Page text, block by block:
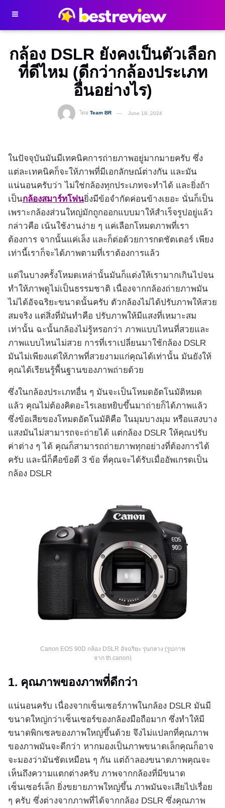
กล้อง DSLR ยังคงเป็นตัวเลือก
ที่ดีไหม (ดีกว่ากล้องประเภท
อื่นอย่างไร)
โดย Team BR June 18, 2024
ในปัจจุบันมันมีเทคนิคการถ่ายภาพอยู่มากมายครับ ซึ่ง
แต่ละเทคนิคก็จะให้ภาพที่มีเอกลักษณ์ต่างกัน และมัน
แน่นอนครับว่า ไม่ใช่กล้องทุกประเภทจะทำได้ และยิ่งถ้า
เป็นกล้องสมาร์ทโฟนยิ่งมีข้อจำกัดค่อนข้างเยอะ นั่นก็เป็น
เพราะกล้องส่วนใหญ่มักถูกออกแบบมาให้สำเร็จรูปอยู่แล้ว
กล่าวคือ เน้นใช้งานง่าย ๆ แค่เลือกโหมดภาพที่เรา
ต้องการ จากนั้นแค่เล็ง และก็ต่อด้วยการกดชัตเตอร์ เพียง
เท่านี้เราก็จะได้ภาพตามที่เราต้องการแล้ว
แต่ในบางครั้งโหมดเหล่านั้นมันก็แต่งให้เรามากเกินไปจน
ทำให้ภาพดูไม่เป็นธรรมชาติ เนื่องจากกล้องถ่ายภาพมัน
ไม่ได้อัจฉริยะขนาดนั้นครับ ตัวกล้องไม่ได้ปรับภาพให้สวย
สมจริง แต่สิ่งที่มันทำคือ ปรับภาพให้มีแสงที่เหมาะสม
เท่านั้น ฉะนั้นกล้องไม่รู้หรอกว่า ภาพแบบไหนที่สวยและ
ภาพแบบไหนไม่สวย การที่เราเปลี่ยนมาใช้กล้อง DSLR
มันไม่เพียงแต่ให้ภาพที่สวยงามแก่คุณได้เท่านั้น มันยังให้
คุณได้เรียนรู้พื้นฐานของภาพถ่ายด้วย
ซึ่งในกล้องประเภทอื่น ๆ มันจะเป็นโหมดอัตโนมัติหมด
แล้ว คุณไม่ต้องคิดอะไรเลยหยิบขึ้นมาถ่ายก็ได้ภาพแล้ว
ซึ่งข้อเสียของโหมดอัตโนมัติคือ ในมุมบางมุม หรือแสงบาง
แสงมันไม่สามารถจะถ่ายได้ แต่กล้อง DSLR ให้คุณปรับ
ค่าต่าง ๆ ได้ คุณก็สามารถถ่ายภาพทุกอย่างที่ต้องการได้
ครับ และนี่ก็คือข้อดี 3 ข้อ ที่คุณจะได้รับเมื่ออัพเกรดเป็น
กล้อง DSLR
Canon EOS 90D กล้อง DSLR อัจฉริยะ รุ่นกลาง (รูปภาพ
จาก th.canon)
1. คุณภาพของภาพที่ดีกว่า
แน่นอนครับ เนื่องจากเซ็นเซอร์ภาพในกล้อง DSLR มันมี
ขนาดใหญ่กว่าเซ็นเซอร์ของกล้องมือถือมาก ซึ่งทำให้มี
ขนาดพิกเซลของภาพใหญ่ขึ้นด้วย จึงไม่แปลกที่คุณภาพ
ของภาพมันจะดีกว่า หากมองเป็นภาพขนาดเล็กคุณก็อาจ
จะมองว่ามันชัดเหมือน ๆ กัน แต่ถ้าลองขนาดภาพคุณจะ
เห็นถึงความแตกต่างครับ ภาพจากกล้องที่มีขนาด
เซ็นเซอร์เล็ก ยิ่งขยายภาพใหญ่ขึ้น ภาพมันจะเสียไปเรื่อย
ๆ ครับ ซึ่งต่างจากภาพที่ได้จากกล้อง DSLR ซึ่งคุณภาพ